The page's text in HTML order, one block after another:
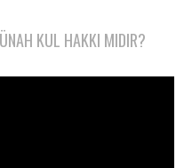
KUL HAKKI MIDIR?